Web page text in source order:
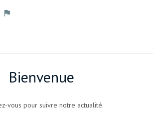
Bienvenue
vous pour suivre notre actualité.